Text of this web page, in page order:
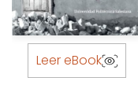
Skip
the
Leer eBook